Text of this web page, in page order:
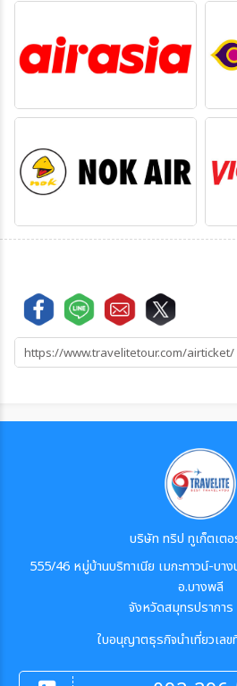
บริษัท ทริป ทูเก็ตเต
555/46 หมู่บ้านบริทาเนีย เมกะทาวน์-บา
อ.บางพลี
จังหวัดสมุทรปรากา
ใบอนุญาตธุรกิจนำเที่ยวเล